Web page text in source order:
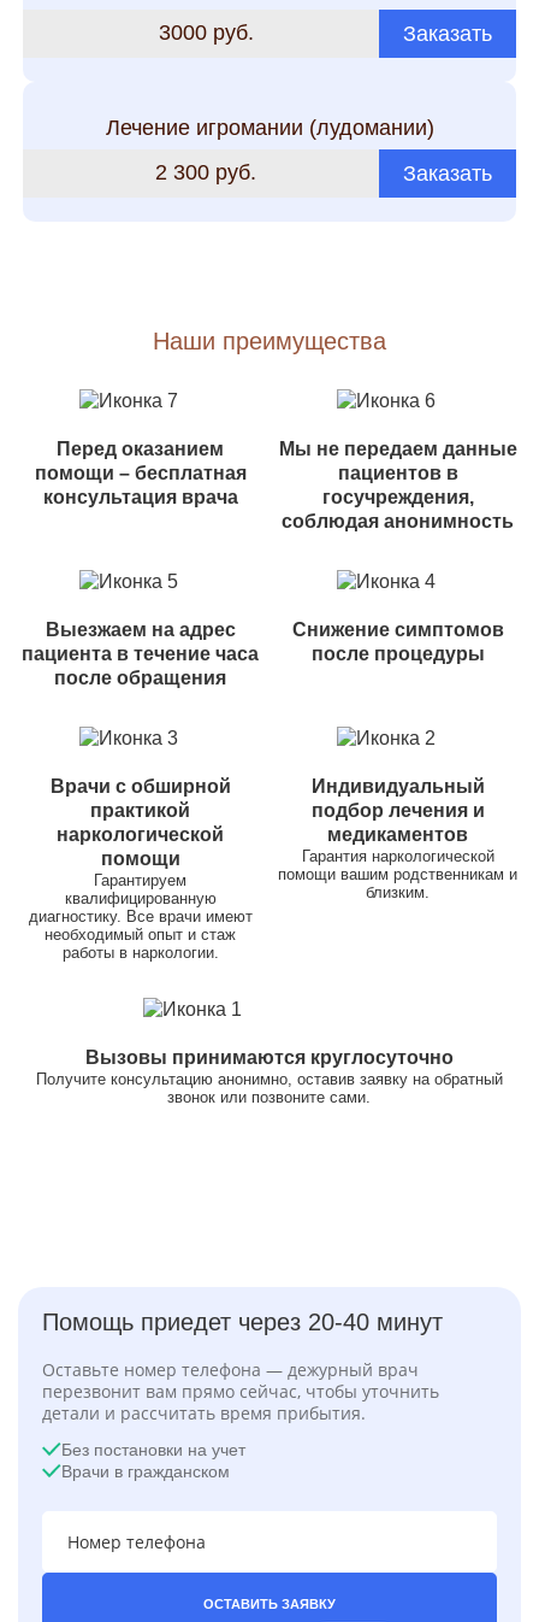
3000 руб. Заказать
Лечение игромании (лудомании)
2 300 руб.
Заказать
Наши преимущества
Перед оказанием
помощи – бесплатная
консультация врача
Мы не передаем данные
пациентов в
госучреждения,
соблюдая анонимность
Выезжаем на адрес
пациента в течение часа
после обращения
Снижение симптомов
после процедуры
Врачи с обширной
практикой
наркологической
помощи
Гарантируем
квалифицированную
диагностику. Все врачи имеют
необходимый опыт и стаж
работы в наркологии.
Индивидуальный
подбор лечения и
медикаментов
Гарантия наркологической
помощи вашим родственникам и
близким.
Вызовы принимаются круглосуточно
Получите консультацию анонимно, оставив заявку на обратный
звонок или позвоните сами.
Помощь приедет через 20-40 минут
Оставьте номер телефона — дежурный врач
перезвонит вам прямо сейчас, чтобы уточнить
детали и рассчитать время прибытия.
Без постановки на учет
Врачи в гражданском
ОСТАВИТЬ ЗАЯВКУ